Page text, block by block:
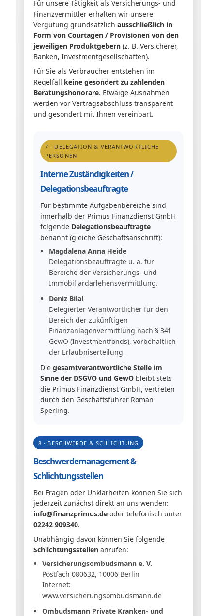
Für unsere Tätigkeit als Versicherungs- und
Finanzvermittler erhalten wir unsere
Vergütung grundsätzlich ausschließlich in
Form von Courtagen / Provisionen von den
jeweiligen Produktgebern (z. B. Versicherer,
Banken, Investmentgesellschaften).
Für Sie als Verbraucher entstehen im
Regelfall keine gesondert zu zahlenden
Beratungshonorare. Etwaige Ausnahmen
werden vor Vertragsabschluss transparent
und gesondert mit Ihnen vereinbart.
7 · DELEGATION & VERANTWORTLICHE
PERSONEN
Interne Zuständigkeiten /
Delegationsbeauftragte
Für bestimmte Aufgabenbereiche sind
innerhalb der Primus Finanzdienst GmbH
folgende Delegationsbeauftragte
benannt (gleiche Geschäftsanschrift):
Magdalena Anna Heide
Delegationsbeauftragte u. a. für
Bereiche der Versicherungs- und
Immobiliardarlehensvermittlung.
Deniz Bilal
Delegierter Verantwortlicher für den
Bereich der zukünftigen
Finanzanlagenvermittlung nach § 34f
GewO (Investmentfonds), vorbehaltlich
der Erlaubniserteilung.
Die gesamtverantwortliche Stelle im
Sinne der DSGVO und GewO bleibt stets
die Primus Finanzdienst GmbH, vertreten
durch den Geschäftsführer Roman
Sperling.
8 · BESCHWERDE & SCHLICHTUNG
Beschwerdemanagement &
Schlichtungsstellen
Bei Fragen oder Unklarheiten können Sie sich
jederzeit zunächst direkt an uns wenden:
info@finanzprimus.de oder telefonisch unter
02242 909340.
Unabhängig davon können Sie folgende
Schlichtungsstellen anrufen:
Versicherungsombudsmann e. V.
Postfach 080632, 10006 Berlin
Internet:
www.versicherungsombudsmann.de
Ombudsmann Private Kranken- und